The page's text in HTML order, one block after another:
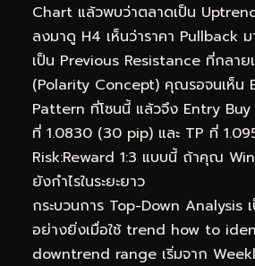
Chart แล้วพบว่าตลาดเป็น
ลงมาดู H4 เห็นว่าราคา Pullback
เป็น Previous Resistance ที่กลา
(Polarity Concept) คุณรอจนเห็น
Pattern ที่โซนนี้ แล้วจึง Entry
ที่ 1.0830 (30 pip) และ TP ที่
Risk:Reward 1:3 แบบนี้ ถ้าคุณ
ยังกำไรในระยะยาว
กระบวนการ Top-Down Analysis เ
อย่างยิ่งเมื่อใช้ trend how to
downtrend range เริ่มจาก